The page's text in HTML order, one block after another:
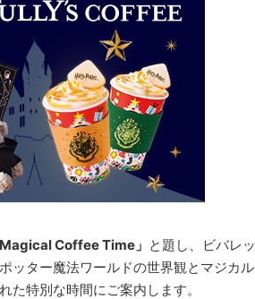
Magical Coffee Time」 と題し、ビバレッ
ッター魔法ワールドの世界観とマジカル
た特別な時間にご案内します。